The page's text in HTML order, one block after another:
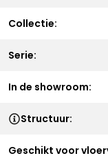
Collectie:
Serie:
In de showroom:
Structuur:
Geschikt voor